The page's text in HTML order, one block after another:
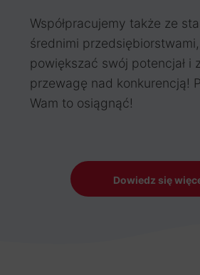
Współpracujemy także ze
średnimi
powiększać swój potencjał i
przewagę nad konkurencją!
Wam to osiągnąć!
Dowiedz się